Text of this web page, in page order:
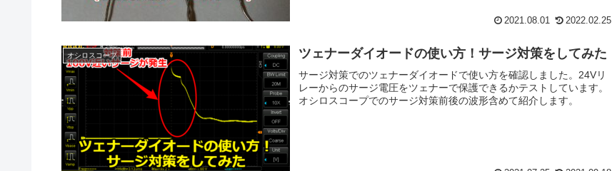
2021.08.01 2022.02.25
オシロスコープ ツェナーダイオードの使い方！サージ対策をしてみた
サージ対策でのツェナーダイオードで使い方を確認しました。24Vリ
レーからのサージ電圧をツェナーで保護できるかテストしています。
オシロスコープでのサージ対策前後の波形含めて紹介します。